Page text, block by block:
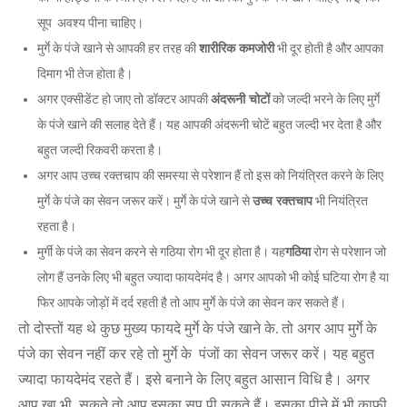
सूप अवश्य पीना चाहिए।
मुर्गे के पंजे खाने से आपकी हर तरह कीशारीरिक कमजोरीभी दूर होती है और आपका
दिमाग भी तेज होता है।
अगर एक्सीडेंट हो जाए तो डॉक्टर आपकीअंदरूनी चोटोंको जल्दी भरने के लिए मुर्गे
के पंजे खाने की सलाह देते हैं। यह आपकी अंदरूनी चोटें बहुत जल्दी भर देता है और
बहुत जल्दी रिकवरी करता है।
अगर आप उच्च रक्तचाप की समस्या से परेशान हैं तो इस को नियंत्रित करने के लिए
मुर्गे के पंजे का सेवन जरूर करें। मुर्गे के पंजे खाने सेउच्च रक्तचापभी नियंत्रित
रहता है।
मुर्गी के पंजे का सेवन करने से गठिया रोग भी दूर होता है। यहगठियारोग से परेशान जो
लोग हैं उनके लिए भी बहुत ज्यादा फायदेमंद है। अगर आपको भी कोई घटिया रोग है या
फिर आपके जोड़ों में दर्द रहती है तो आप मुर्गे के पंजे का सेवन कर सकते हैं।
तो दोस्तों यह थे कुछ मुख्य फायदे मुर्गे के पंजे खाने के. तो अगर आप मुर्गे के
पंजे का सेवन नहीं कर रहे तो मुर्गे के पंजों का सेवन जरूर करें। यह बहुत
ज्यादा फायदेमंद रहते हैं। इसे बनाने के लिए बहुत आसान विधि है। अगर